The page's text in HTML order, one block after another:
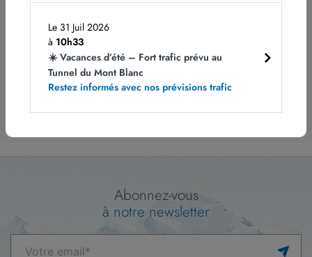
Jérémy ROCHE – Astreinte Communication ATMB
07 85 91 74 83
Le 31 Juil 2026
à 10h33
☀️ Vacances d’été – Fort trafic prévu au
Tunnel du Mont Blanc
Restez informés avec nos prévisions trafic
Abonnez-vous
à notre newsletter